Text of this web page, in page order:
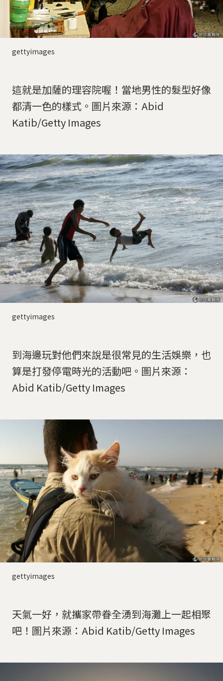
gettyimages
這就是加薩的理容院喔！當地男性的髮型好像
都清一色的樣式。圖片來源：Abid
Katib/Getty Images
gettyimages
到海邊玩對他們來說是很常見的生活娛樂，也
算是打發停電時光的活動吧。圖片來源：
Abid Katib/Getty Images
gettyimages
天氣一好，就攜家帶眷全湧到海灘上一起相聚
吧！圖片來源：Abid Katib/Getty Images